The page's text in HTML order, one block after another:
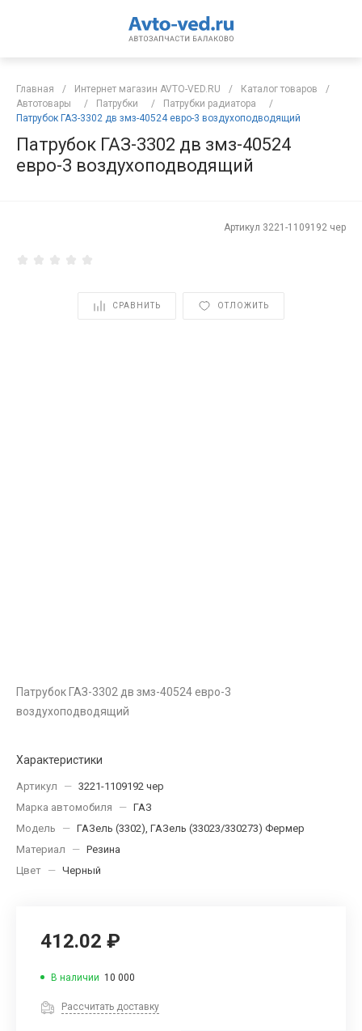
Главная / Интернет магазин AVTO-VED.RU / Каталог товаров
/
Автотовары
/ Патрубки / Патрубки радиатора
/
Патрубок ГАЗ-3302 дв змз-40524 евро-3 воздухоподводящий
Патрубок ГАЗ-3302 дв змз-40524
евро-3 воздухоподводящий
Артикул 3221-1109192 чер
СРАВНИТЬ ОТЛОЖИТЬ
Патрубок ГАЗ-3302 дв змз-40524 евро-3
воздухоподводящий
Характеристики
Артикул — 3221-1109192 чер
Марка автомобиля
— ГАЗ
Модель
— ГАЗель (3302), ГАЗель (33023/330273) Фермер
Материал
— Резина
Цвет — Черный
412.02 ₽
В наличии 10 000
Рассчитать доставку